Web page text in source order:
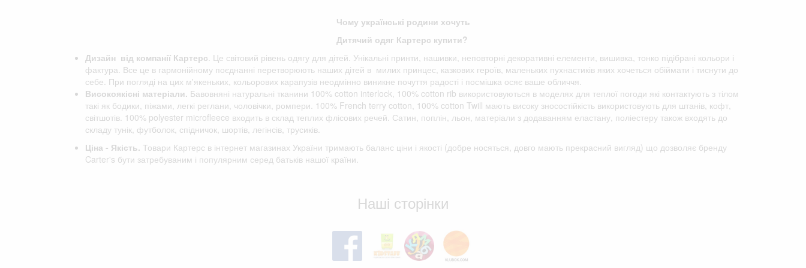
Чому українські родини хочуть
Дитячий одяг Картерс купити?
Дизайн від компанії Картерс . Це світовий рівень одягу для дітей. Унікальні принти, нашивки, неповторні декоративні елементи, вишивка, тонко підібрані кольори і
фактура. Все це в гармонійному поєднанні перетворюють наших дітей в милих принцес, казкових героїв, маленьких пухнастиків яких хочеться обіймати і тиснути до
себе. При погляді на цих м'якеньких, кольорових карапузів неодмінно виникне почуття радості і посмішка осяє ваше обличчя.
Високоякісні матеріали. Бавовняні натуральні тканини 100% cotton interlock, 100% cotton rib використовуються в моделях для теплої погоди які контактують з тілом
такі як бодики, піжами, легкі реглани, чоловічки, ромпери. 100% French terry cotton, 100% cotton Twill мають високу зносостійкість використовують для штанів, кофт,
світшотів. 100% polyester microfleece входить в склад теплих флісових речей. Сатин, поплін, льон, матеріали з додаванням еластану, поліестеру також входять до
складу тунік, футболок, спідничок, шортів, легінсів, трусиків.
Ціна - Якість. Товари Картерс в інтернет магазинах України тримають баланс ціни і якості (добре носяться, довго мають прекрасний вигляд) що дозволяє бренду
Carter's бути затребуваним і популярним серед батьків нашої країни.
Наші сторінки